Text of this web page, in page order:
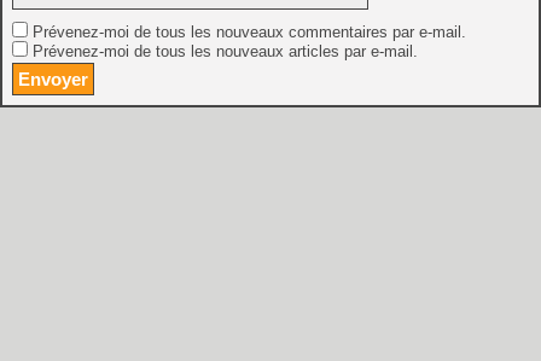
Prévenez-moi de tous les nouveaux commentaires par e-mail.
Prévenez-moi de tous les nouveaux articles par e-mail.